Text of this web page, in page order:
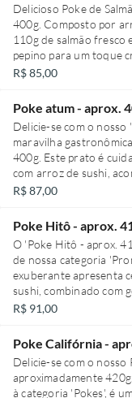
Delicioso Poke de
400g. Composto por
110g de salmão fresco
pepino para um toque
um sabor extra.
agregam um sabor
avocado suculento e
um contraste perfeito.
chips crocantes, uma
textura e um irresistível
refeição completa,
R$ 85,00
Poke atum - aprox.
Delicie-se com o nosso
maravilha
400g. Este prato é
com arroz de sushi,
110g de atum fresco
edamame para um
raspas de limão
frescor inigualável. A
de avocado cremoso e
enriquecem o sabor.
especial, um mix de
especial são
pura arte, sabor e
R$ 87,00
Poke Hitô - aprox.
O 'Poke Hitô - aprox.
de nossa categoria
exuberante apresenta
sushi, combinado com
salmão fresco e duas
adiciona um toque
tirinhas crocantes de
siciliano trazem frescor
gergelim, mix de chips
R$ 91,00
Poke Califórnia -
Delicie-se com o
aproximadamente
à categoria 'Pokes', é